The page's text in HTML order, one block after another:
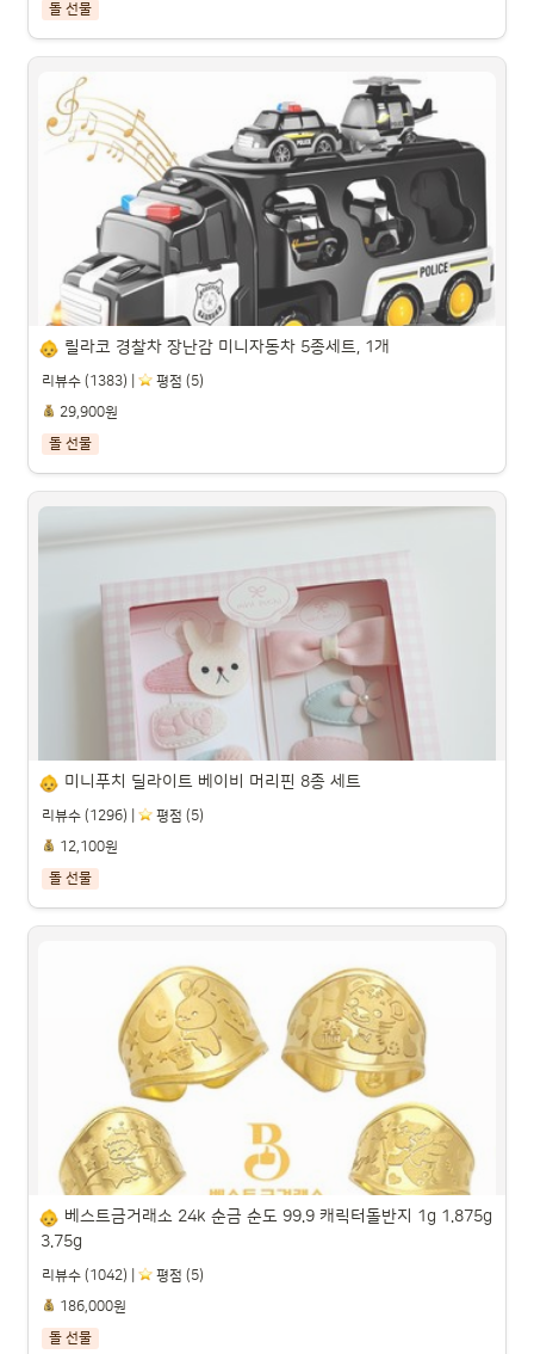
베비몽 소프트 말랑 블럭 대형, 베비몽소프트말랑블럭80P, 1
개
파트너스 활동을 통해 일정액의 수수료를 제공받을 수 있습니다.
돌 선물
릴라코 경찰차 장난감 미니자동차 5종세트, 1개
파트너스 활동을 통해 일정액의 수수료를 제공받을 수 있습니다.
릴라코 경찰차 장난감 미니자동차 5종세트, 1개
리뷰수 (1383) |
️ 평점 (5)
29,900원
돌 선물
미니푸치 딜라이트 베이비 머리핀 8종 세트
파트너스 활동을 통해 일정액의 수수료를 제공받을 수 있습니다.
미니푸치 딜라이트 베이비 머리핀 8종 세트
리뷰수 (1296) |
️ 평점 (5)
12,100원
돌 선물
베스트금거래소 24k 순금 순도 99.9 캐릭터돌반지 1g 1.875g
3.75g
리뷰수 (1042) |
️ 평점 (5)
186,000원
돌 선물